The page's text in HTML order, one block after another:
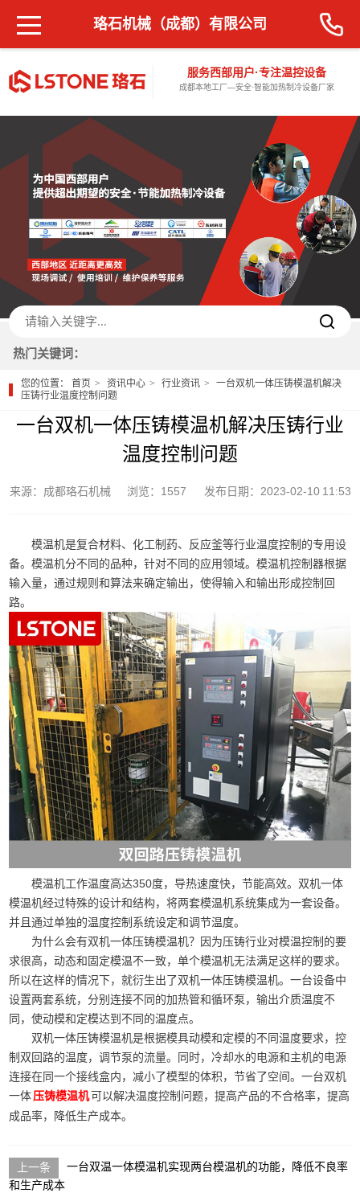
服务西部用户·专注温控设备
成都本地工厂—安全·智能加热制冷设备厂家
珞石机械（成都）有限公司
热门关键词：
您的位置：首页 资讯中心 行业资讯
一台双机一体压铸模温机解决
压铸行业温度控制问题
一台双机一体压铸模温机解决压铸行业
温度控制问题
来源：成都珞石机械 浏览：1557 发布日期：2023-02-10 11:53
模温机是复合材料、化工制药、反应釜等行业温度控制的专用设
备。模温机分不同的品种，针对不同的应用领域。模温机控制器根据
输入量，通过规则和算法来确定输出，使得输入和输出形成控制回
路。
模温机工作温度高达350度，导热速度快，节能高效。双机一体
模温机经过特殊的设计和结构，将两套模温机系统集成为一套设备。
并且通过单独的温度控制系统设定和调节温度。
为什么会有双机一体压铸模温机？因为压铸行业对模温控制的要
求很高，动态和固定模温不一致，单个模温机无法满足这样的要求。
所以在这样的情况下，就衍生出了双机一体压铸模温机。一台设备中
设置两套系统，分别连接不同的加热管和循环泵，输出介质温度不
同，使动模和定模达到不同的温度点。
双机一体压铸模温机是根据模具动模和定模的不同温度要求，控
制双回路的温度，调节泵的流量。同时，冷却水的电源和主机的电源
连接在同一个接线盒内，减小了模型的体积，节省了空间。一台双机
一体压铸模温机可以解决温度控制问题，提高产品的不合格率，提高
成品率，降低生产成本。
一台双温一体模温机实现两台模温机的功能，降低不良率
和生产成本